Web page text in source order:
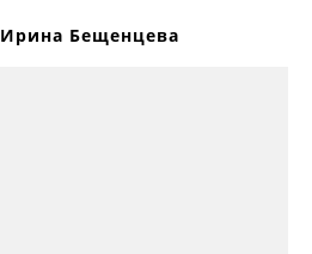
Ирина Бещенцева